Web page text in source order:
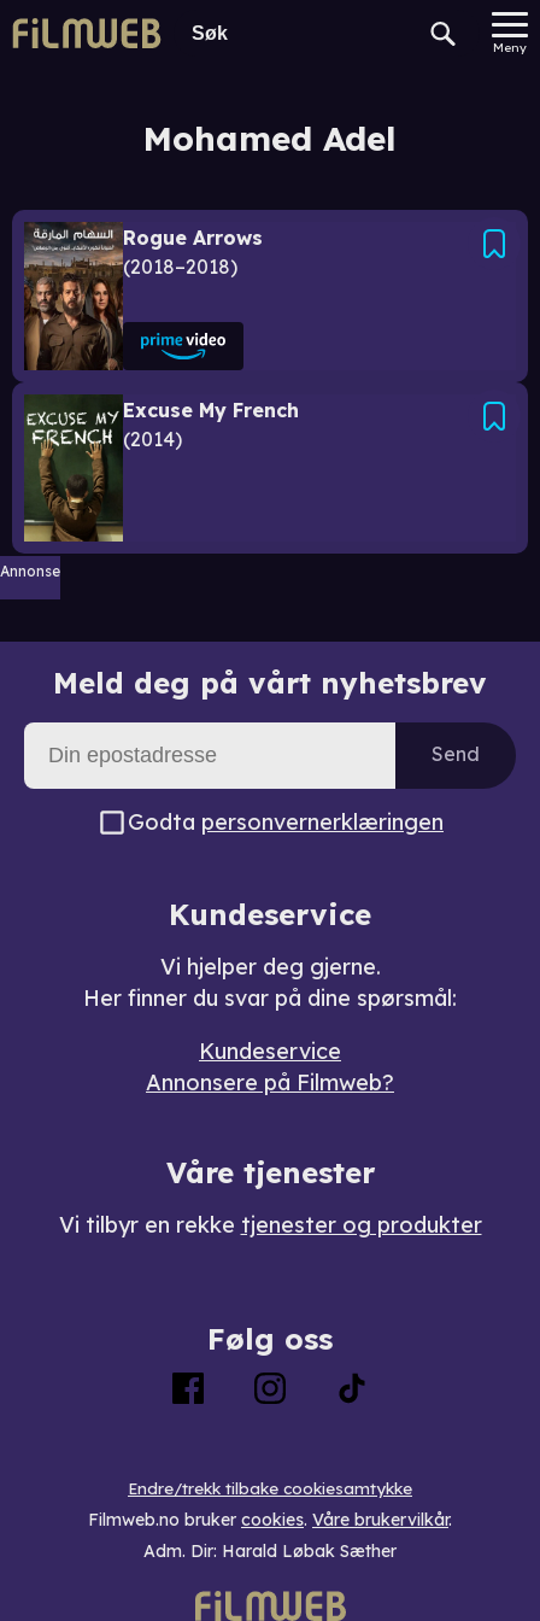
Meny
Mohamed Adel
Rogue Arrows
2018–2018
Excuse My French
2014
Annonse
Meld deg på vårt nyhetsbrev
Send
Godta personvernerklæringen
Kundeservice
Vi hjelper deg gjerne.
Her finner du svar på dine spørsmål:
Kundeservice
Annonsere på Filmweb?
Våre tjenester
Vi tilbyr en rekke tjenester og produkter
Følg oss
Endre/trekk tilbake cookiesamtykke
Filmweb.no bruker cookies. Våre brukervilkår.
Adm. Dir: Harald Løbak Sæther